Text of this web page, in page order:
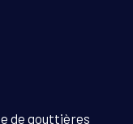
de gouttières